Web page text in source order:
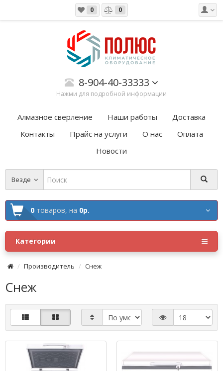
0 0
8-904-40-33333
Нажми для подробной информации
Алмазное сверление Наши работы
Доставка
Контакты
Прайс на услуги О нас
Оплата
Новости
Везде
0 товаров, на 0р.
Категории
Производитель Снеж
Снеж